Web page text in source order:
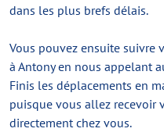
dans les plus brefs délais.
Vous pouvez ensuite suivre
à Antony en nous appelant
Finis les déplacements en
puisque vous allez recevoir
directement chez vous.